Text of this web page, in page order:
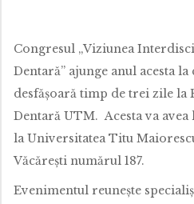
Congresul „Viziunea
Dentară” ajunge anul acesta
desfășoară timp de trei zile la
Dentară UTM. Acesta va
la Universitatea Titu
Văcărești numărul 187.
Evenimentul reunește